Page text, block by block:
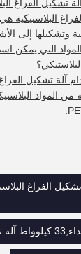
تشكيل الفراغ
البلاستيكية
وتشكيلها إلى
التي يمكن
آلة تشكيل الفراغ
الفراغ